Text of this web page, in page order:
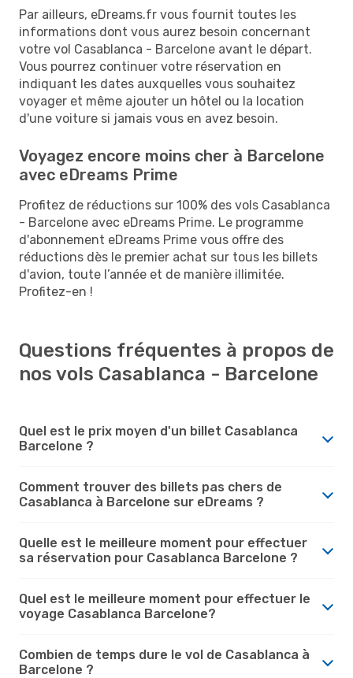
Par ailleurs, eDreams.fr vous fournit toutes les
informations dont vous aurez besoin concernant
votre vol Casablanca - Barcelone avant le départ.
Vous pourrez continuer votre réservation en
indiquant les dates auxquelles vous souhaitez
voyager et même ajouter un hôtel ou la location
d'une voiture si jamais vous en avez besoin.
Voyagez encore moins cher à Barcelone
avec eDreams Prime
Profitez de réductions sur 100% des vols Casablanca
- Barcelone avec eDreams Prime. Le programme
d'abonnement eDreams Prime vous offre des
réductions dès le premier achat sur tous les billets
d'avion, toute l’année et de manière illimitée.
Profitez-en !
Questions fréquentes à propos de
nos vols Casablanca - Barcelone
Quel est le prix moyen d'un billet Casablanca
Barcelone ?
Comment trouver des billets pas chers de
Casablanca à Barcelone sur eDreams ?
Quelle est le meilleure moment pour effectuer
sa réservation pour Casablanca Barcelone ?
Quel est le meilleure moment pour effectuer le
voyage Casablanca Barcelone?
Combien de temps dure le vol de Casablanca à
Barcelone ?